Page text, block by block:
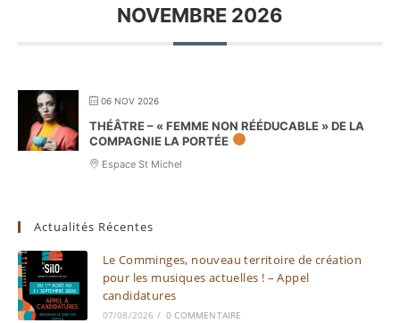
NOVEMBRE 2026
06 NOV 2026
THÉÂTRE – « FEMME NON RÉÉDUCABLE » DE LA
COMPAGNIE LA PORTÉE
Espace St Michel
Actualités Récentes
Le Comminges, nouveau territoire de création
pour les musiques actuelles ! – Appel
candidatures
07/08/2026 / 0 COMMENTAIRE